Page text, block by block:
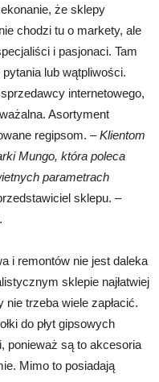
że sklepy
chodzi tu o markety, ale
i pasjonaci. Tam
pytania lub wątpliwości.
internetowego,
Asortyment
regipsom. –Klientom
Mungo, która poleca
parametrach
sklepu. –
i remontów nie jest daleka
sklepie najłatwiej
trzeba wiele zapłacić.
do płyt gipsowych
ponieważ są to akcesoria
Mimo to posiadają